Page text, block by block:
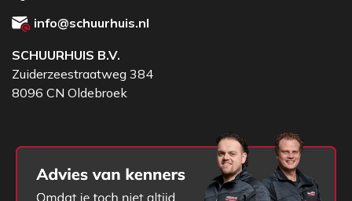
info@schuurhuis.nl
SCHUURHUIS B.V.
Zuiderzeestraatweg 384
8096 CN Oldebroek